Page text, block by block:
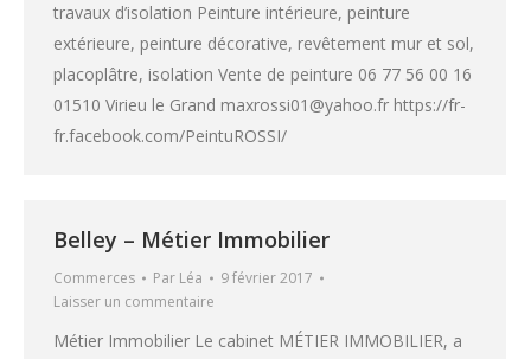
travaux d’isolation Peinture intérieure, peinture
extérieure, peinture décorative, revêtement mur et sol,
placoplâtre, isolation Vente de peinture 06 77 56 00 16
01510 Virieu le Grand maxrossi01@yahoo.fr https://fr-
fr.facebook.com/PeintuROSSI/
Belley – Métier Immobilier
Commerces Par Léa
9 février 2017
Laisser un commentaire
Métier Immobilier Le cabinet MÉTIER IMMOBILIER, a